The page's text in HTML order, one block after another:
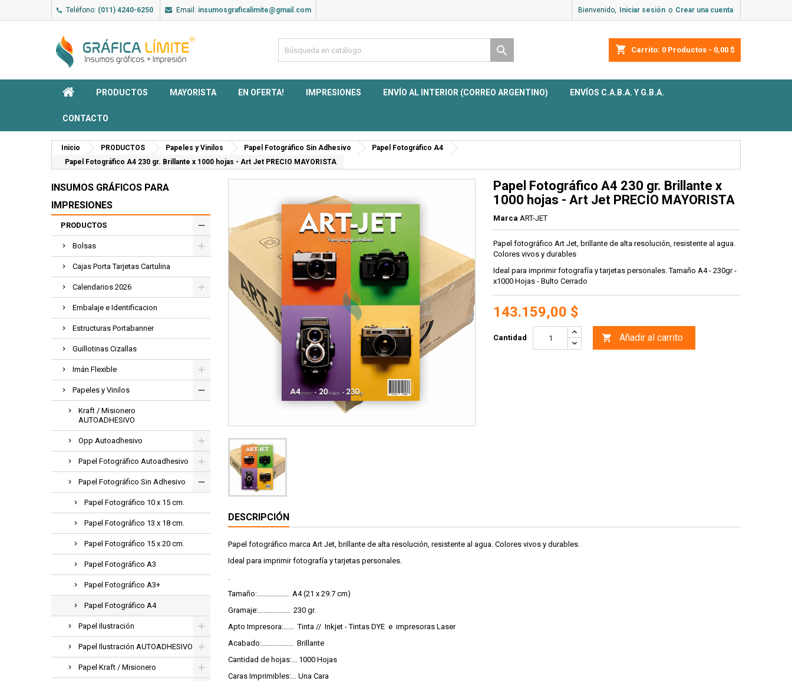
Teléfono: (011) 4240-6250 Email: insumosgraficalimite@gmail.com Bienvenido, Iniciar sesión o Crear una cuenta
shopping_cart Carrito: 0 Productos - 0,00 $

PRODUCTOS MAYORISTA EN OFERTA! IMPRESIONES ENVÍO AL INTERIOR (CORREO ARGENTINO) ENVÍOS C.A.B.A. Y G.B.A.
CONTACTO
Inicio PRODUCTOS Papeles y Vinilos Papel Fotográfico Sin Adhesivo
Papel Fotográfico A4
Papel Fotográfico A4 230 gr. Brillante x 1000 hojas - Art Jet PRECIO MAYORISTA
INSUMOS GRÁFICOS PARA
IMPRESIONES
PRODUCTOS
Bolsas
Cajas Porta Tarjetas Cartulina
Calendarios 2026
Embalaje e Identificacion
Estructuras Portabanner
Guillotinas Cizallas
Imán Flexible
Papeles y Vinilos
Kraft / Misionero
AUTOADHESIVO
Opp Autoadhesivo
Papel Fotográfico Autoadhesivo
Papel Fotográfico Sin Adhesivo
Papel Fotográfico 10 x 15 cm.
Papel Fotográfico 13 x 18 cm.
Papel Fotográfico 15 x 20 cm.
Papel Fotográfico A3
Papel Fotográfico A3+
Papel Fotográfico A4
Papel Ilustración
Papel Ilustración AUTOADHESIVO
Papel Kraft / Misionero
Papel Fotográfico A4 230 gr. Brillante x
1000 hojas - Art Jet PRECIO MAYORISTA
Marca ART-JET
Papel fotográfico Art Jet, brillante de alta resolución, resistente al agua.
Colores vivos y durables
Ideal para imprimir fotografía y tarjetas personales. Tamaño A4 - 230gr -
x1000 Hojas - Bulto Cerrado
143.159,00 $
Cantidad  Añadir al carrito
DESCRIPCIÓN
Papel fotográfico marca Art Jet, brillante de alta resolución, resistente al agua. Colores vivos y durables.
Ideal para imprimir fotografía y tarjetas personales.
.
Tamaño:.................. A4 (21 x 29.7 cm)
Gramaje:.................. 230 gr.
Apto Impresora:...... Tinta // Inkjet - Tintas DYE e impresoras Laser
Acabado:.................. Brillante
Cantidad de hojas:... 1000 Hojas
Caras Imprimibles:... Una Cara